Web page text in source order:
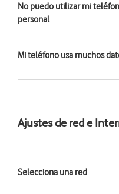
No puedo utilizar mi
personal
Mi teléfono usa muchos
Ajustes de red e
Selecciona una red